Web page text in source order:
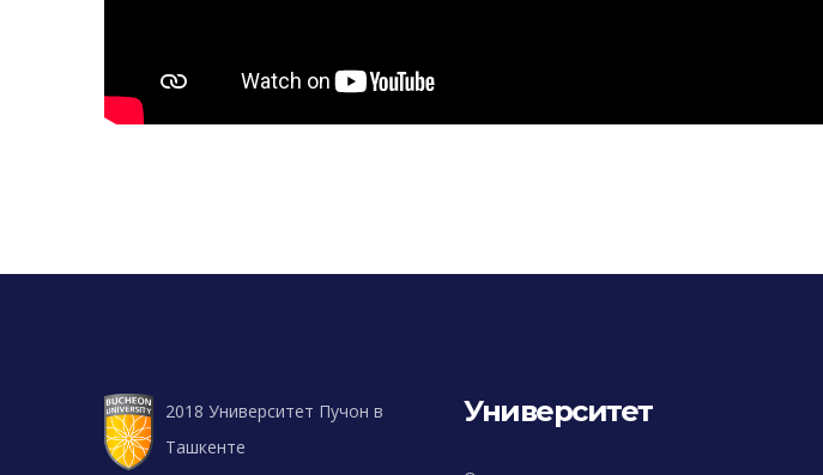
2018 Университет Пучон в
Ташкенте
Университет